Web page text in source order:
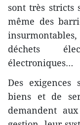
sont très stricts
même des
déchets
électroniques…
Des
biens et de
demandent